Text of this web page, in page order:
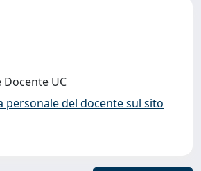
Docente UC
personale del docente sul sito